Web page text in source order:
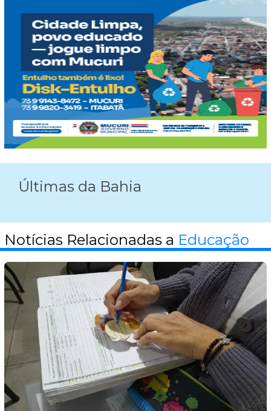
Últimas da Bahia
Notícias Relacionadas a Educação